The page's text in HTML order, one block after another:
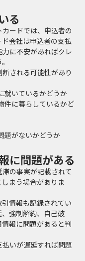
る
ードでは、申込者の
会社は申込者の支払
に不安があればクレ
される可能性があり
就いているかどうか
件に暮らしているかど
題がないかどうか
に問題がある
の事実が記載されて
まう場合がありま
情報も記録されてい
強制解約、自己破
報に問題があると判
いが遅延すれば問題